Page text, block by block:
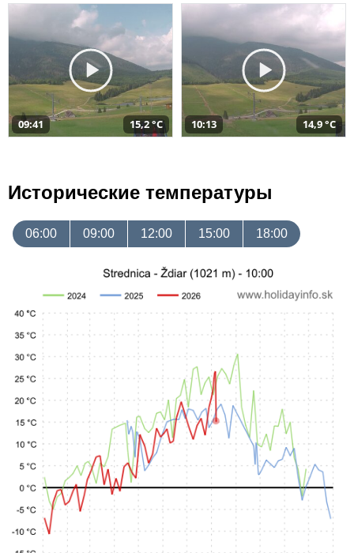
09:41 15,2 °C 10:13 14,9 °C
Исторические температуры
06:00 09:00 12:00 15:00 18:00